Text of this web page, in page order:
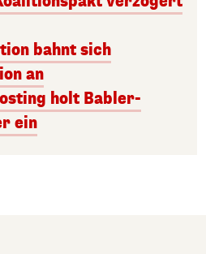
bahnt sich
an
holt Babler-
ein